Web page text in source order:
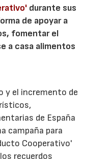
durante sus
de apoyar a
fomentar el
a casa alimentos
y el incremento de
de España
campaña para
Cooperativo'
recuerdos